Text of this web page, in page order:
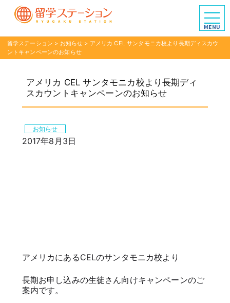
留学ステーション > お知らせ > アメリカ CEL サンタモニカ校より長期ディスカウ
ントキャンペーンのお知らせ
アメリカ CEL サンタモニカ校より長期ディ
スカウントキャンペーンのお知らせ
お知らせ
2017年8月3日
アメリカにあるCELのサンタモニカ校より
長期お申し込みの生徒さん向けキャンペーンのご
案内です。